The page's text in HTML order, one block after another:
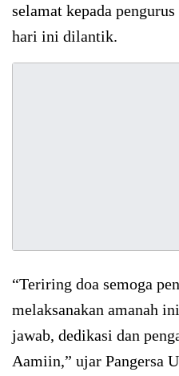
selamat kepada
hari ini dilantik.
“Teriring doa semoga
melaksanakan amanah
jawab, dedikasi dan
Aamiin,” ujar Pangersa